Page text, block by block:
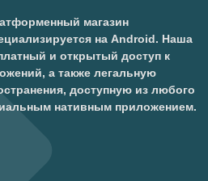
магазин
на Android. Наша
и открытый доступ к
а также легальную
доступную из любого
нативным приложением.